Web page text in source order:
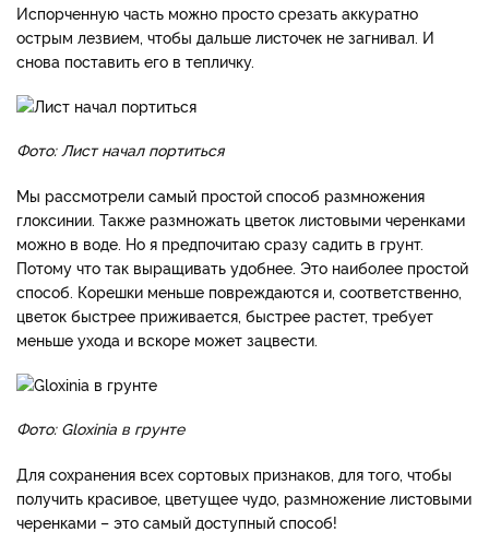
Испорченную часть можно просто срезать аккуратно
острым лезвием, чтобы дальше листочек не загнивал. И
снова поставить его в тепличку.
Фото: Лист начал портиться
Мы рассмотрели самый простой способ размножения
глоксинии. Также размножать цветок листовыми черенками
можно в воде. Но я предпочитаю сразу садить в грунт.
Потому что так выращивать удобнее. Это наиболее простой
способ. Корешки меньше повреждаются и, соответственно,
цветок быстрее приживается, быстрее растет, требует
меньше ухода и вскоре может зацвести.
Фото: Gloxinia в грунте
Для сохранения всех сортовых признаков, для того, чтобы
получить красивое, цветущее чудо, размножение листовыми
черенками – это самый доступный способ!